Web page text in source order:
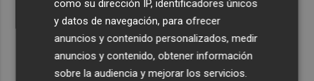
como su dirección IP, identificadores únicos
y datos de navegación, para ofrecer
anuncios y contenido personalizados, medir
anuncios y contenido, obtener información
sobre la audiencia y mejorar los servicios.